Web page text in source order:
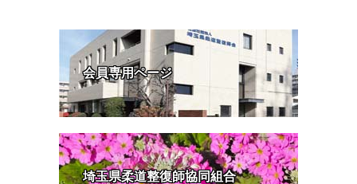
会員専用ページ
埼玉県柔道整復師協同組合